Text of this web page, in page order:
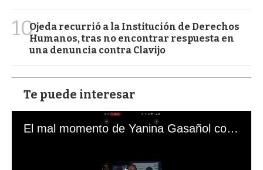
10Ojeda recurrió a la Institución de Derechos
Humanos, tras no encontrar respuesta en
una denuncia contra Clavijo
Te puede interesar
El mal momento de Yanina Gasañol con un hincha argentino en "Subrayado"